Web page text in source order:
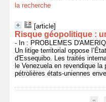
la recherche
[article]
Risque géopolitique :
- In : PROBLEMES
Un litige territorial oppose
d'Essequibo. Les traités
le Venezuela en revendique
pétrolières états-uniennes